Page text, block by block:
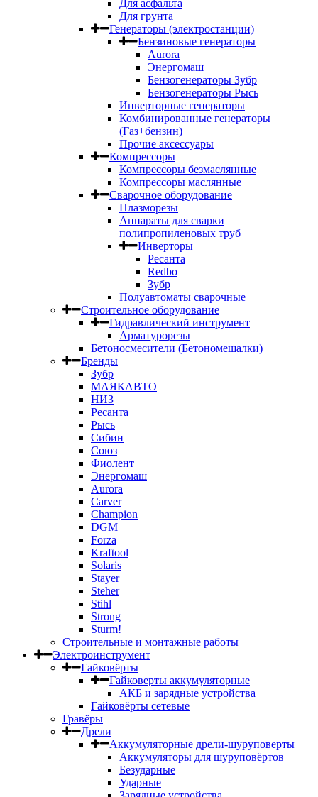
Для асфальта
Для грунта
Генераторы (электростанции)
Бензиновые генераторы
Aurora
Энергомаш
Бензогенераторы Зубр
Бензогенераторы Рысь
Инверторные генераторы
Комбинированные генераторы
(Газ+бензин)
Прочие аксессуары
Компрессоры
Компрессоры безмаслянные
Компрессоры маслянные
Сварочное оборудование
Плазморезы
Аппараты для сварки
полипропиленовых труб
Инверторы
Ресанта
Redbo
Зубр
Полуавтоматы сварочные
Строительное оборудование
Гидравлический инструмент
Арматурорезы
Бетоносмесители (Бетономешалки)
Бренды
Зубр
МАЯКАВТО
НИЗ
Ресанта
Рысь
Сибин
Союз
Фиолент
Энергомаш
Aurora
Carver
Champion
DGM
Forza
Kraftool
Solaris
Stayer
Steher
Stihl
Strong
Sturm!
Строительные и монтажные работы
Электроинструмент
Гайковёрты
Гайковерты аккумуляторные
АКБ и зарядные устройства
Гайковёрты сетевые
Гравёры
Дрели
Аккумуляторные дрели-шуруповерты
Аккумуляторы для шуруповёртов
Безударные
Ударные